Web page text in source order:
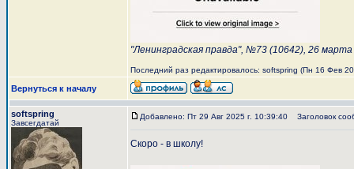
"Ленинградская правда", №73 (10642), 26 марта
Последний раз редактировалось: softspring (Пн 16 Фев
Вернуться к началу
softspring
Завсегдатай
Добавлено: Пт 29 Авг 2025 г. 10:39:40 Заголовок
Скоро - в школу!